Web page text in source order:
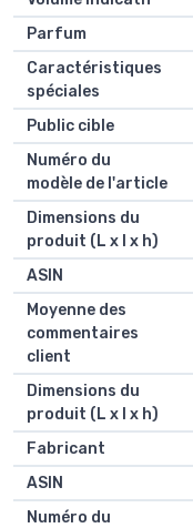
Parfum
Caractéristiques
spéciales
Public cible
Numéro du
modèle de l'article
Dimensions du
produit (L x l x h)
ASIN
Moyenne des
commentaires
client
Dimensions du
produit (L x l x h)
Fabricant
ASIN
Numéro du